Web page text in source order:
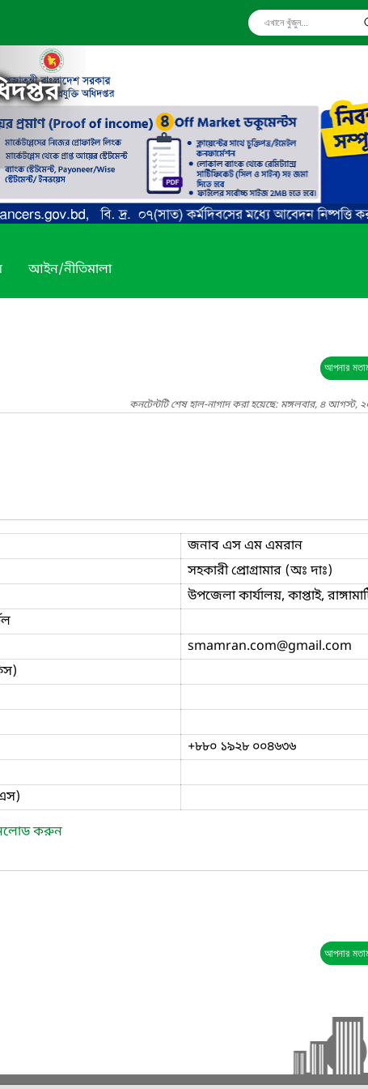
আইন/নীতিমালা
আপনার
কনটেন্টটি শেষ হাল-নাগাদ করা হয়েছে: মঙ্গলবার, ৪ আগস্ট,
জনাব এস এম এমরান
সহকারী প্রোগ্রামার (অঃ দাঃ)
উপজেলা কার্যালয়, কাপ্তাই,
smamran.com@gmail.com
+৮৮০ ১৯২৮ ০০৪৬৩৬
করুন
আপনার